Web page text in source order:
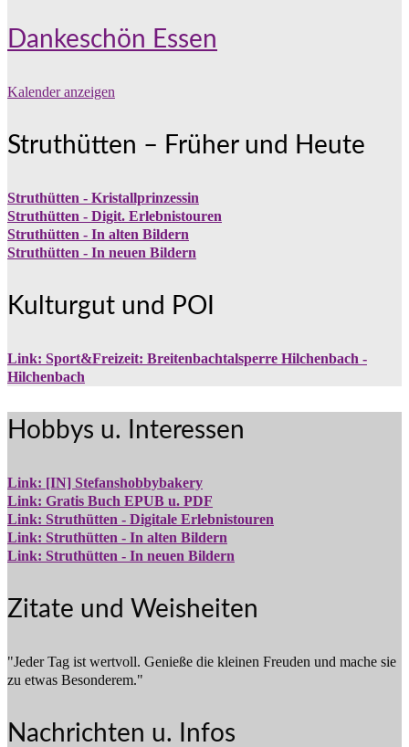
Dankeschön Essen
Kalender anzeigen
Struthütten – Früher und Heute
Struthütten - Kristallprinzessin
Struthütten - Digit. Erlebnistouren
Struthütten - In alten Bildern
Struthütten - In neuen Bildern
Kulturgut und POI
Link: Sport&Freizeit: Breitenbachtalsperre Hilchenbach -
Hilchenbach
Hobbys u. Interessen
Link: [IN] Stefanshobbybakery
Link: Gratis Buch EPUB u. PDF
Link: Struthütten - Digitale Erlebnistouren
Link: Struthütten - In alten Bildern
Link: Struthütten - In neuen Bildern
Zitate und Weisheiten
"Jeder Tag ist wertvoll. Genieße die kleinen Freuden und mache sie
zu etwas Besonderem."
Nachrichten u. Infos